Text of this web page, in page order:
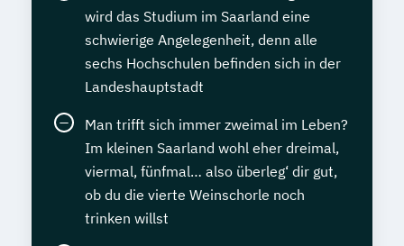
wird das Studium im Saarland eine
schwierige Angelegenheit, denn alle
sechs Hochschulen befinden sich in der
Landeshauptstadt
Man trifft sich immer zweimal im Leben?
Im kleinen Saarland wohl eher dreimal,
viermal, fünfmal… also überleg‘ dir gut,
ob du die vierte Weinschorle noch
trinken willst